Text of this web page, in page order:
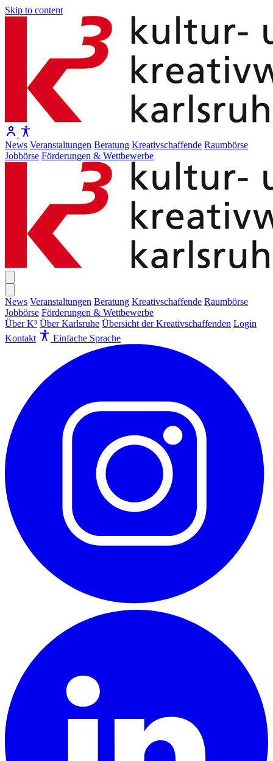
Skip to content
News Veranstaltungen Beratung Kreativschaffende Raumbörse
Jobbörse Förderungen & Wettbewerbe
News Veranstaltungen Beratung Kreativschaffende Raumbörse
Jobbörse Förderungen & Wettbewerbe
Über K³ Über Karlsruhe Übersicht der Kreativschaffenden Login
Kontakt
Einfache Sprache